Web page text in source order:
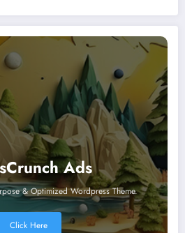
Ads
& Optimized Wordpress Theme.
Click Here